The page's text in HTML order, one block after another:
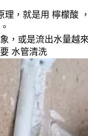
，就是用 檸檬酸
，或是流出水量
水管清洗